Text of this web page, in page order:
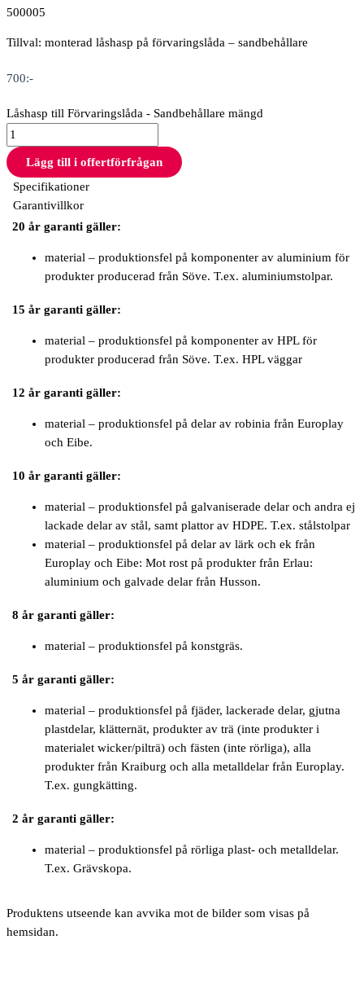
500005
Tillval: monterad låshasp på förvaringslåda – sandbehållare
700:-
Låshasp till Förvaringslåda - Sandbehållare mängd
Lägg till i offertförfrågan
Specifikationer
Garantivillkor
20 år garanti gäller:
material – produktionsfel på komponenter av aluminium för
produkter producerad från Söve. T.ex. aluminiumstolpar.
15 år garanti gäller:
material – produktionsfel på komponenter av HPL för
produkter producerad från Söve. T.ex. HPL väggar
12 år garanti gäller:
material – produktionsfel på delar av robinia från Europlay
och Eibe.
10 år garanti gäller:
material – produktionsfel på galvaniserade delar och andra ej
lackade delar av stål, samt plattor av HDPE. T.ex. stålstolpar
material – produktionsfel på delar av lärk och ek från
Europlay och Eibe: Mot rost på produkter från Erlau:
aluminium och galvade delar från Husson.
8 år garanti gäller:
material – produktionsfel på konstgräs.
5 år garanti gäller:
material – produktionsfel på fjäder, lackerade delar, gjutna
plastdelar, klätternät, produkter av trä (inte produkter i
materialet wicker/pilträ) och fästen (inte rörliga), alla
produkter från Kraiburg och alla metalldelar från Europlay.
T.ex. gungkätting.
2 år garanti gäller:
material – produktionsfel på rörliga plast- och metalldelar.
T.ex. Grävskopa.
Produktens utseende kan avvika mot de bilder som visas på
hemsidan.